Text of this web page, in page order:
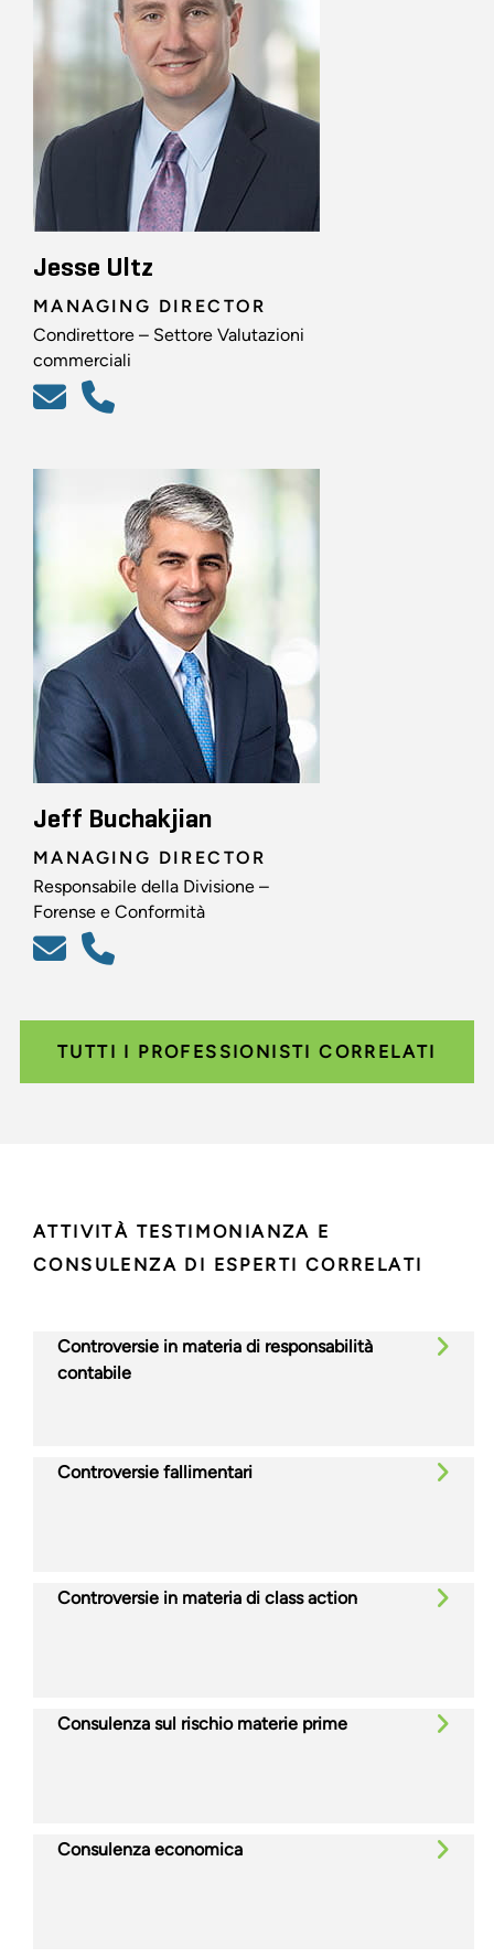
Jesse Ultz
MANAGING DIRECTOR
Condirettore – Settore Valutazioni
commerciali
Jeff Buchakjian
MANAGING DIRECTOR
Responsabile della Divisione –
Forense e Conformità
TUTTI I PROFESSIONISTI CORRELATI
ATTIVITÀ TESTIMONIANZA E
CONSULENZA DI ESPERTI CORRELATI
Controversie in materia di responsabilità
contabile
Controversie fallimentari
Controversie in materia di class action
Consulenza sul rischio materie prime
Consulenza economica